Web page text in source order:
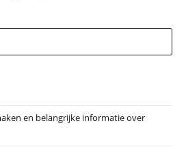
op
en belangrijke informatie over